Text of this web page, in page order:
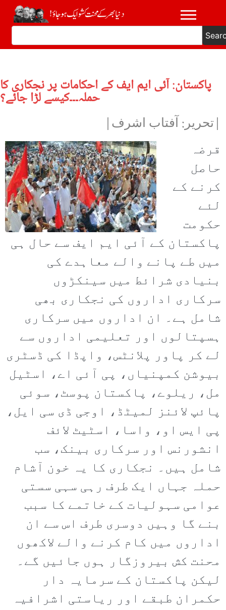
پاکستان: آئی ایم ایف کے احکامات پر نجکاری کا
حملہ۔۔۔کیسے لڑا جائے؟
|تحریر: آفتاب اشرف|
قرضہ
حاصل
کرنے کے
لئے
حکومت
پاکستان کے آئی ایم ایف سے حال ہی
میں طے پانے والے معاہدے کی
بنیادی شرائط میں سینکڑوں
سرکاری اداروں کی نجکاری بھی
شامل ہے۔ ان اداروں میں سرکاری
ہسپتالوں اور تعلیمی اداروں سے
لے کر پاور پلانٹس، واپڈا کی ڈسٹری
بیوشن کمپنیاں، پی آئی اے، اسٹیل
مل، ریلوے، پاکستان پوسٹ، سوئی
پائپ لائنز لمیٹڈ، اوجی ڈی سی ایل،
پی ایس او، واسا، اسٹیٹ لائف
انشورنس اور سرکاری بینک، سب
شامل ہیں۔ نجکاری کا یہ خون آشام
حملہ جہاں ایک طرف رہی سہی سستی
عوامی سہولیات کے خاتمے کا سبب
بنے گا وہیں دوسری طرف اس سے ان
اداروں میں کام کرنے والے لاکھوں
محنت کش بیروزگار ہوں جائیں گے۔
لیکن پاکستان کے سرمایہ دار
حکمران طبقے اور ریاستی اشرافیہ